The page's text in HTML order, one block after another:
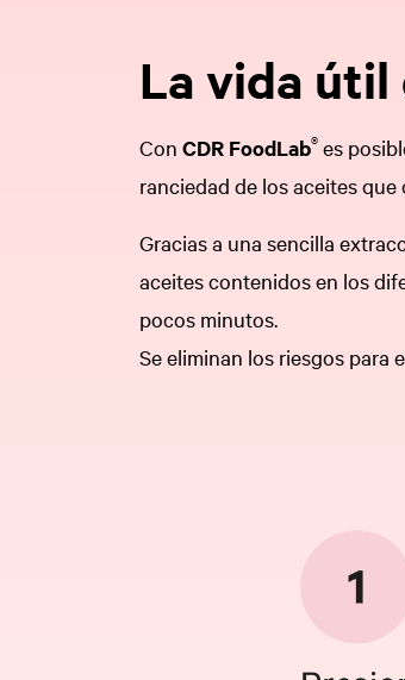
La vida
Con CDR FoodLab® es
ranciedad de los aceites que
Gracias a una sencilla
aceites contenidos en los
pocos minutos.
Se eliminan los riesgos para